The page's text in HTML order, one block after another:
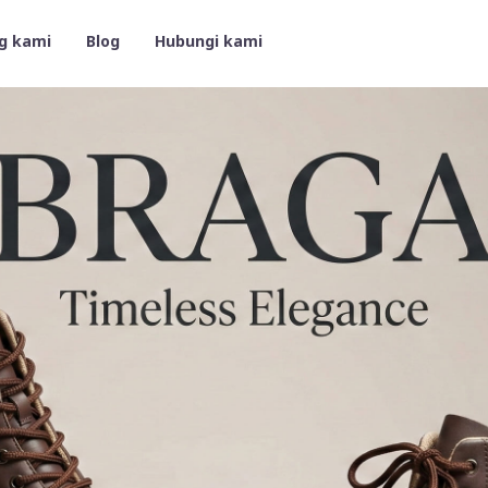
kami Blog Hubungi kami